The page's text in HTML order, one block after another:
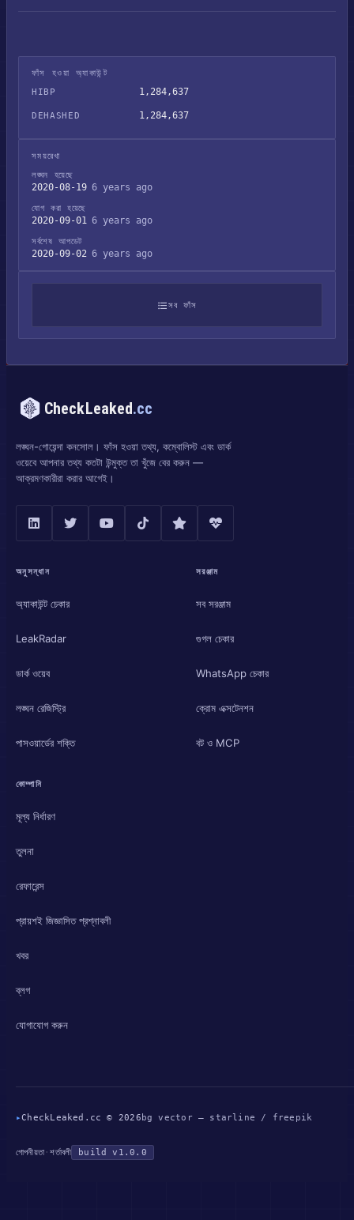
ফাঁস হওয়া অ্যাকাউন্ট
HIBP
1,284,637
DEHASHED 1,284,637
সময়রেখা
লঙ্ঘন হয়েছে
2020-08-19 6 years ago
যোগ করা হয়েছে
2020-09-01 6 years ago
সর্বশেষ আপডেট
2020-09-02 6 years ago
সব ফাঁস
CheckLeaked.cc
লঙ্ঘন-গোয়েন্দা কনসোল। ফাঁস হওয়া তথ্য, কম্বোলিস্ট এবং ডার্ক
ওয়েবে আপনার তথ্য কতটা উন্মুক্ত তা খুঁজে বের করুন —
আক্রমণকারীরা করার আগেই।
অনুসন্ধান
অ্যাকাউন্ট চেকার
LeakRadar
ডার্ক ওয়েব
লঙ্ঘন রেজিস্ট্রি
পাসওয়ার্ডের শক্তি
সরঞ্জাম
সব সরঞ্জাম
গুগল চেকার
WhatsApp চেকার
ক্রোম এক্সটেনশন
বট ও MCP
কোম্পানি
মূল্য নির্ধারণ
তুলনা
রেফারেন্স
প্রায়শই জিজ্ঞাসিত প্রশ্নাবলী
খবর
ব্লগ
যোগাযোগ করুন
▸CheckLeaked.cc © 2026 bg vector — starline / freepik
গোপনীয়তা ·শর্তাবলী build v1.0.0